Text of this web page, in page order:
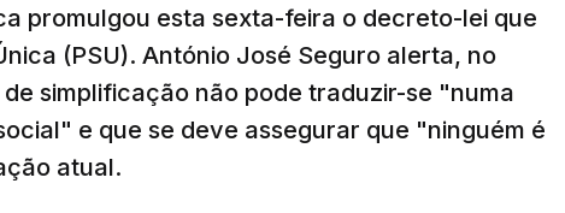
promulgou esta sexta-feira o decreto-lei que
(PSU). António José Seguro alerta, no
simplificação não pode traduzir-se "numa
e que se deve assegurar que "ninguém é
atual.